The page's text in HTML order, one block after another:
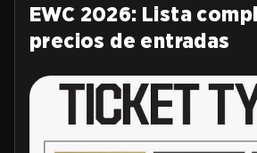
EWC 2026: Lista
precios de entradas